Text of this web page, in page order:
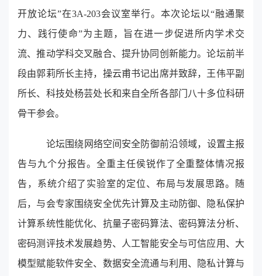
开放论坛”在3A-203会议室举行。本次论坛以“融通聚
力、践行使命”为主题，旨在进一步促进所内学术交
流、推动学科交叉融合、提升协同创新能力。论坛前半
段由郭莉所长主持，操云甫书记出席并致辞，王伟平副
所长、科技处杨芸处长和来自全所各部门八十多位科研
骨干参会。
论坛围绕网络空间安全防御前沿领域，设置主报
告与九个分报告。全重主任侯锐作了全重整体情况报
告，系统介绍了实验室的定位、布局与发展思路。随
后，与会专家围绕安全优先计算及主动防御、隐私保护
计算系统性能优化、抗量子密码算法、密码算法分析、
密码测评技术发展趋势、人工智能安全与可信应用、大
模型赋能软件安全、数据安全流通与利用、隐私计算与